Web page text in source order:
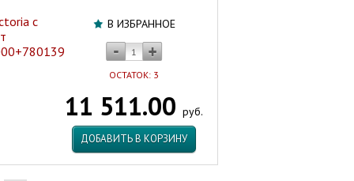
В ИЗБРАННОЕ
ОСТАТОК: 3
11 511.00 руб.
ДОБАВИТЬ В КОРЗИНУ
с